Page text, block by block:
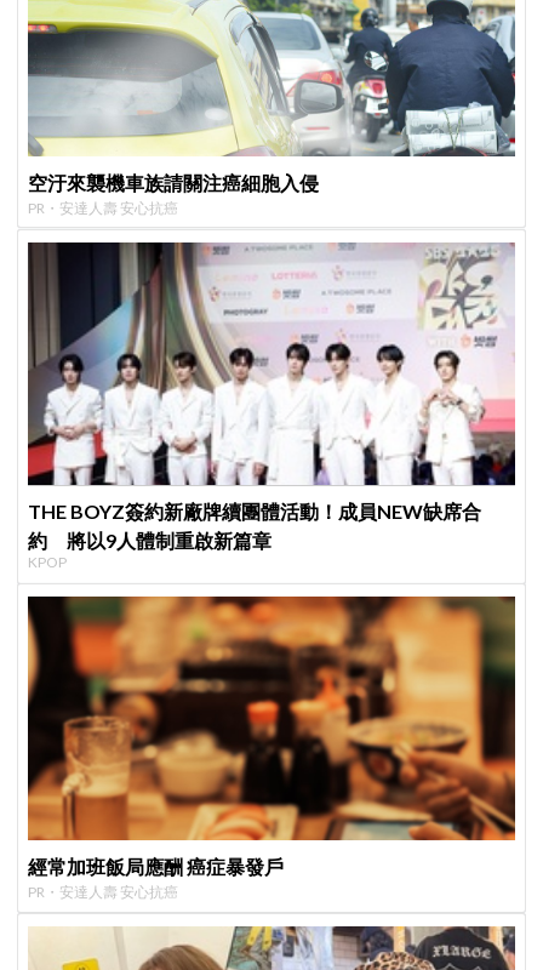
空汙來襲機車族請關注癌細胞入侵
PR・安達人壽 安心抗癌
THE BOYZ簽約新廠牌續團體活動！成員NEW缺席合
約 將以9人體制重啟新篇章
KPOP
經常加班飯局應酬 癌症暴發戶
PR・安達人壽 安心抗癌